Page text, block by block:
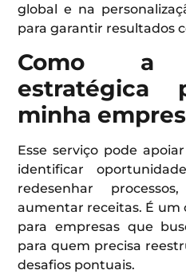
global e na
para garantir resultados
Como a
estratégica
minha
Esse serviço pode
identificar
redesenhar
aumentar receitas. É
para empresas que
para quem precisa
desafios pontuais.